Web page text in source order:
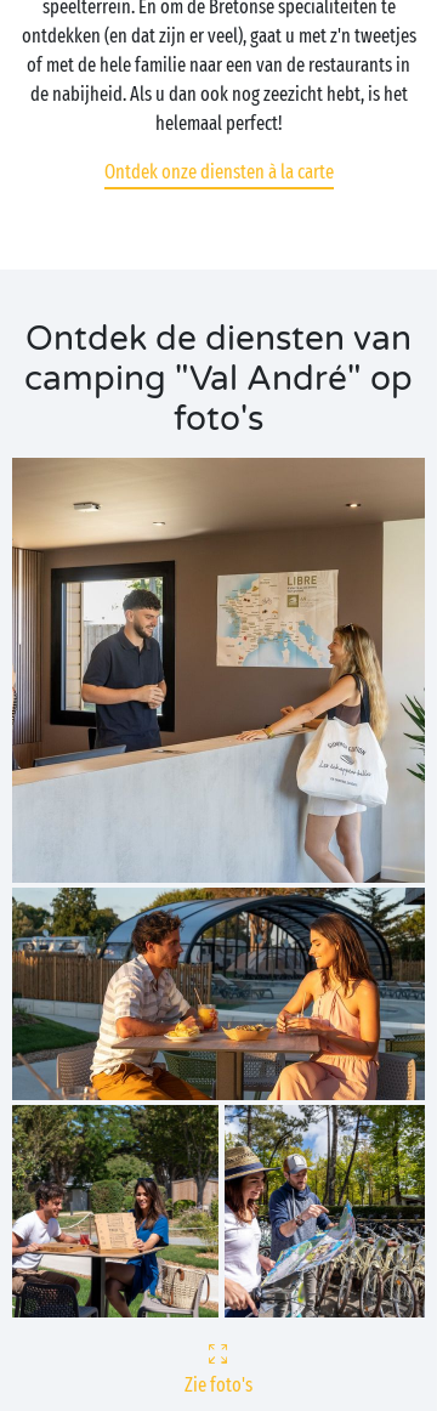
speelterrein. En om de Bretonse specialiteiten te
ontdekken (en dat zijn er veel), gaat u met z'n tweetjes
of met de hele familie naar een van de restaurants in
de nabijheid. Als u dan ook nog zeezicht hebt, is het
helemaal perfect!
Ontdek onze diensten à la carte
Ontdek de diensten van
camping "Val André" op
foto's
Zie foto's